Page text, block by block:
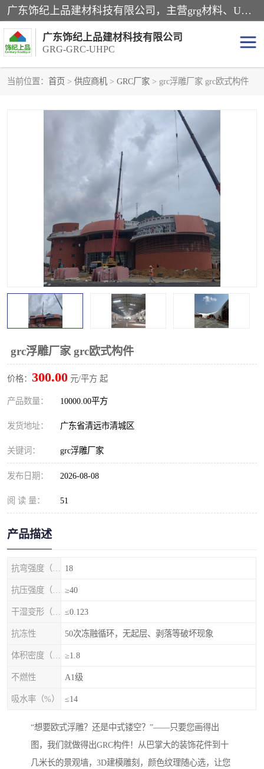
广东饰纪上品建材科技有限公司，主营grg材料、UHPC板、grc构件、uhpc幕墙板、grg厂家、grc厂家、uhpc厂家、GRG吊顶、grg石膏板、grg构件、外墙grc线条、grg造型、grg材料定制，uhpc高性能混凝土，uhpc构件，uhpc镂空挂板，grg材料生产厂家，广东grg厂家，广东grc厂家，联系方式*，2万平厂房，如果您对我公司的产品服务感兴趣，请联系我们。
广东饰纪上品建材科技有限公司
GRG-GRC-UHPC
当前位置： 首页 > 供应商机 > GRC厂家 > grc浮雕厂家 grc欧式构件
grc浮雕厂家 grc欧式构件
价格： 300.00 元/平方 起
产品数量： 10000.00平方
发货地址： 广东省清远市清城区
关键词： grc浮雕厂家
发布日期： 2026-08-08
阅 读 量： 51
产品描述
18
≥40
≤0.123
抗冻性 50次冻融循环，无起层、剥落等破坏现象
≥1.8
不燃性 A1级
吸水率（%） ≤14
“想要欧式浮雕？还是中式镂空？”——只要您画得出
图，我们就做得出GRC构件！从巴掌大的装饰花件到十
几米长的景观墙，3D建模雕刻，颜色纹理随心选，让您
发泡陶瓷装饰构件
GRC厂家
GRG材料生产厂家
UHPC幕墙板 GRC树池坐凳
UHPC树池坐凳